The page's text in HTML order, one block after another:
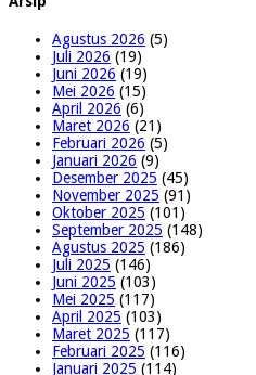
Agustus 2026 (5)
Juli 2026 (19)
Juni 2026 (19)
Mei 2026 (15)
April 2026 (6)
Maret 2026 (21)
Februari 2026 (5)
Januari 2026 (9)
Desember 2025 (45)
November 2025 (91)
Oktober 2025 (101)
September 2025 (148)
Agustus 2025 (186)
Juli 2025 (146)
Juni 2025 (103)
Mei 2025 (117)
April 2025 (103)
Maret 2025 (117)
Februari 2025 (116)
Januari 2025 (114)